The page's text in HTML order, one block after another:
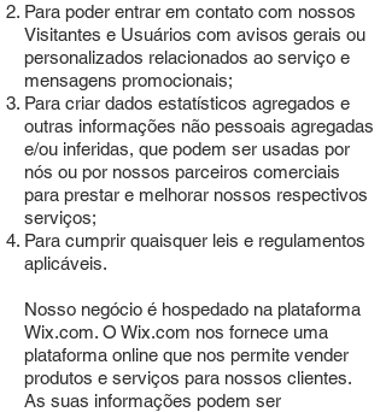
Para poder entrar em contato com nossos
Visitantes e Usuários com avisos gerais ou
personalizados relacionados ao serviço e
mensagens promocionais;
Para criar dados estatísticos agregados e
outras informações não pessoais agregadas
e/ou inferidas, que podem ser usadas por
nós ou por nossos parceiros comerciais
para prestar e melhorar nossos respectivos
serviços;
Para cumprir quaisquer leis e regulamentos
aplicáveis.
Nosso negócio é hospedado na plataforma
Wix.com. O Wix.com nos fornece uma
plataforma online que nos permite vender
produtos e serviços para nossos clientes.
As suas informações podem ser